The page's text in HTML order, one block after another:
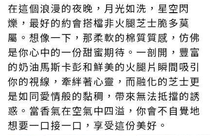
在這個浪漫的夜晚，月光如洗，星空閃
爍，最好的約會搭檔非火腿芝士脆多莫
屬。想像一下，那柔軟的棉質質感，仿佛
是你心中的一份甜蜜期待。一剖開，豐富
的奶油馬斯卡彭和鮮美的火腿片瞬間吸引
你的視線，牽絆著心靈，而融化的芝士更
是如同愛情般的黏稠，帶來無法抵擋的誘
惑。當香氣在空氣中四溢，你會不自覺地
想要一口接一口，享受這份美好。